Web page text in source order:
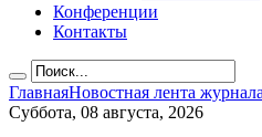
Конференции
Контакты
ГлавнаяНовостная лента
Суббота, 08 августа, 2026